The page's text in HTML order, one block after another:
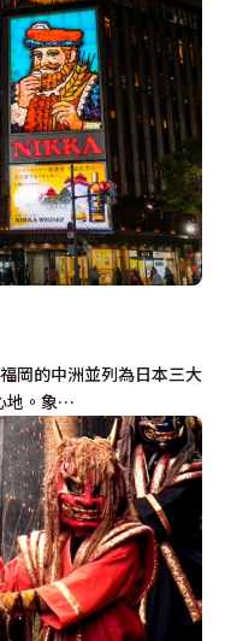
岡的中洲並列為日本三大
地。象…